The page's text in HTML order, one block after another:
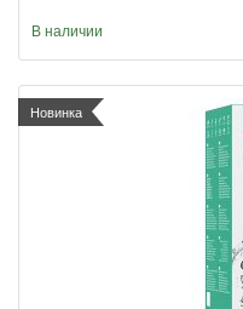
В наличии
Новинка